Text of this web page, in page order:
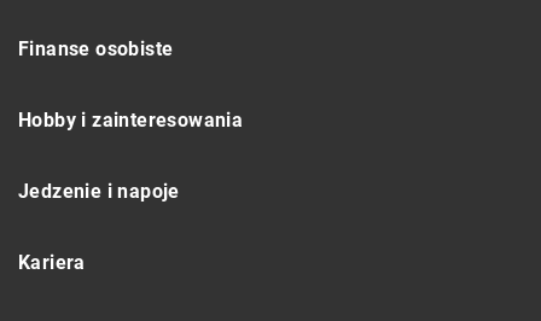
Finanse osobiste
Hobby i zainteresowania
Jedzenie i napoje
Kariera